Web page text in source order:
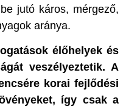
jutó káros, mérgező,
aránya.
élőhelyek és
veszélyeztetik. A
korai fejlődési
így csak a